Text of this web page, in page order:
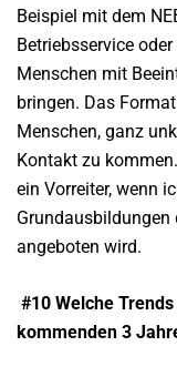
Beispiel mit dem
Betriebsservice
Menschen mit
bringen. Das
Menschen, ganz
Kontakt zu
ein Vorreiter, wenn
Grundausbildungen
angeboten wird.
#10 Welche
kommenden 3